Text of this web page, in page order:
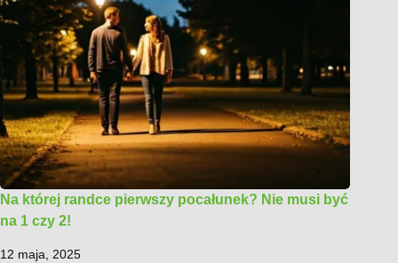
Na której randce pierwszy pocałunek? Nie musi być
na 1 czy 2!
12 maja, 2025